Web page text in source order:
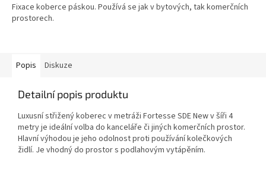
Fixace koberce páskou. Používá se jak v bytových, tak komerčních
prostorech.
Popis Diskuze
Detailní popis produktu
Luxusní střižený koberec v metráži Fortesse SDE New v šíři 4
metry je ideální volba do kanceláře či jiných komerčních prostor.
Hlavní výhodou je jeho odolnost proti používání kolečkových
židlí. Je vhodný do prostor s podlahovým vytápěním.